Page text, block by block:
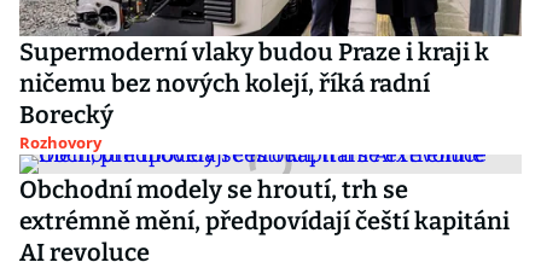
Supermoderní vlaky budou Praze i kraji k
ničemu bez nových kolejí, říká radní
Borecký
Rozhovory
Obchodní modely se hroutí, trh se
extrémně mění, předpovídají čeští kapitáni
AI revoluce